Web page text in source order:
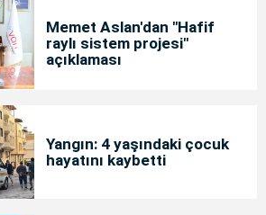
Memet Aslan'dan "Hafif
raylı sistem projesi"
açıklaması
Yangın: 4 yaşındaki çocuk
hayatını kaybetti